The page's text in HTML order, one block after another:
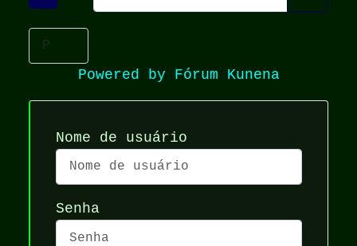
Powered by Fórum Kunena
Nome de usuário
Senha